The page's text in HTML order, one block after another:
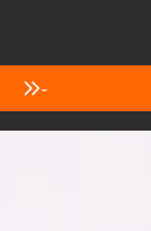
-